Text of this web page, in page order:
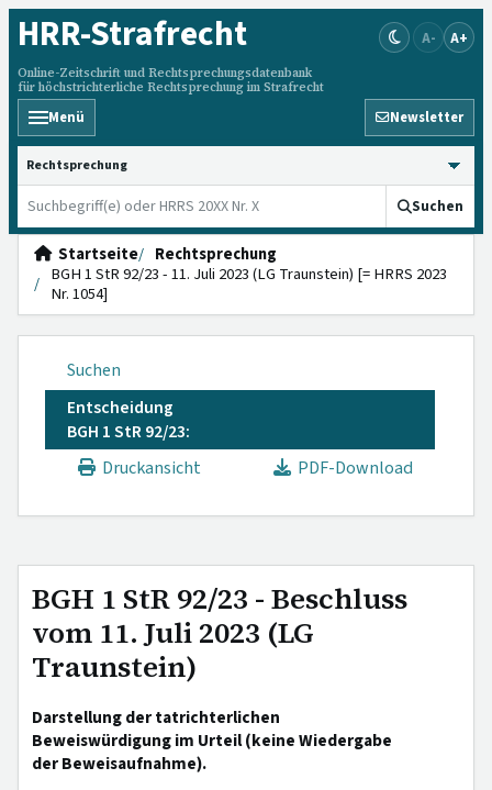
HRR-Strafrecht
Online-Zeitschrift und Rechtsprechungsdatenbank
für höchstrichterliche Rechtsprechung im Strafrecht
A- A+
Menü Newsletter
HRRS durchsuchen
Suchen
Startseite
Rechtsprechung
BGH 1 StR 92/23 - 11. Juli 2023 (LG Traunstein) [= HRRS 2023
Nr. 1054]
Suchen
Entscheidung
BGH 1 StR 92/23:
Druckansicht
PDF-Download
BGH 1 StR 92/23 - Beschluss
vom 11. Juli 2023 (LG
Traunstein)
Darstellung der tatrichterlichen
Beweiswürdigung im Urteil (keine Wiedergabe
der Beweisaufnahme).